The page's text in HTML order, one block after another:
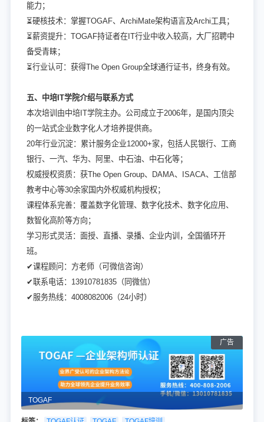
能力；
⏳硬核技术：掌握TOGAF、ArchiMate架构语言及Archi工具；
⏳薪资提升：TOGAF持证者在IT行业中收入较高，大厂招聘中
备受青睐；
⏳行业认可：获得The Open Group全球通行证书，终身有效。
五、中培IT学院介绍与联系方式
本次培训由中培IT学院主办。公司成立于2006年，是国内顶尖
的一站式企业数字化人才培养提供商。
20年行业沉淀：累计服务企业12000+家，包括人民银行、工商
银行、一汽、华为、阿里、中石油、中石化等；
权威授权资质：获The Open Group、DAMA、ISACA、工信部
教考中心等30余家国内外权威机构授权；
课程体系完善：覆盖数字化管理、数字化技术、数字化应用、
数智化高阶等方向；
学习形式灵活：面授、直播、录播、企业内训，全国循环开
班。
✔课程顾问：方老师（可微信咨询）
✔联系电话：13910781835（同微信）
✔服务热线：4008082006（24小时）
TOGAF